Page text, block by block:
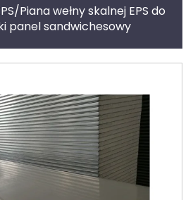
Piana wełny skalnej EPS do
panel sandwichesowy